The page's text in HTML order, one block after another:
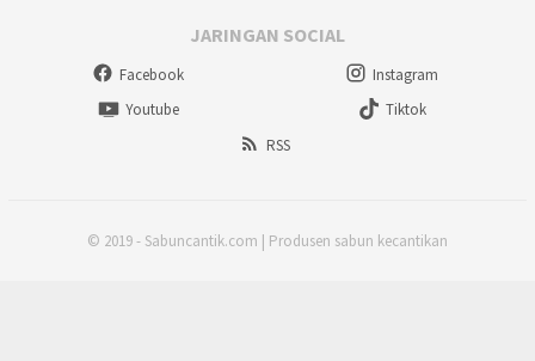
JARINGAN SOCIAL
Facebook
Instagram
Youtube
Tiktok
RSS
© 2019 - Sabuncantik.com | Produsen sabun kecantikan